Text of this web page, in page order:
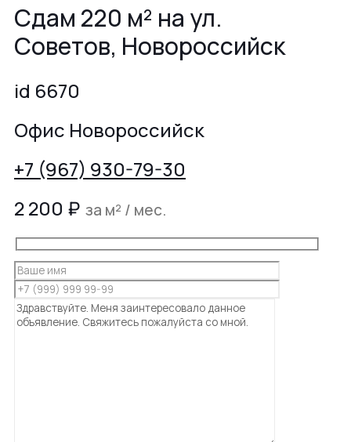
Сдам 220 м² на ул.
Советов, Новороссийск
id 6670
Офис Новороссийск
+7 (967) 930-79-30
2 200 ₽ за м² / мес.